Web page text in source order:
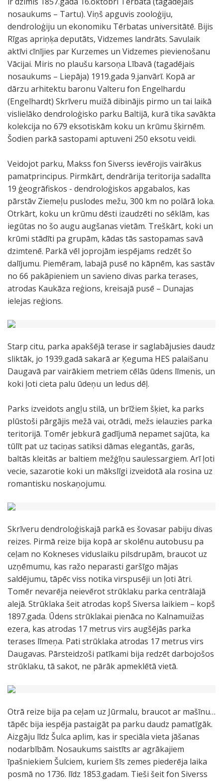
nosaukums – Tartu). Viņš apguvis zooloģiju,
dendroloģiju un ekonomiku Tērbatas universitātē. Bijis
Rīgas apriņķa deputāts, Vidzemes landrāts. Savulaik
aktīvi cīnījies par Kurzemes un Vidzemes pievienošanu
Vācijai. Miris no plaušu karsoņa Lībavā (tagadējais
nosaukums – Liepāja) 1919.gada 9.janvārī. Kopā ar
dārzu arhitektu baronu Valteru fon Engelhardu
(Engelhardt) Skrīveru muižā dibinājis pirmo un tai laikā
vislielāko dendroloģisko parku Baltijā, kurā tika savākta
kolekcija no 679 eksotiskām koku un krūmu šķirnēm.
Šodien parkā sastopami aptuveni 250 eksotu veidi.
Veidojot parku, Makss fon Siverss ievērojis vairākus
pamatprincipus. Pirmkārt, dendrārija teritorija sadalīta
19 ģeogrāfiskos - dendroloģiskos apgabalos, kas
pārstāv Ziemeļu puslodes mežu, 300 km no polārā loka.
Otrkārt, koku un krūmu dēsti izaudzēti no sēklām, kas
iegūtas no šo augu augšanas vietām. Treškārt, koki un
krūmi stādīti pa grupām, kādas tās sastopamas savā
dzimtenē. Parkā vēl joprojām iespējams redzēt šo
dalījumu. Piemēram, labajā pusē no kāpnēm, kas sastāv
no 66 pakāpieniem un savieno divas parka terases,
atrodas Kaukāza reģions, kreisajā pusē – Dunajas
ielejas reģions.
Starp citu, parka apakšējā terase ir saglabājusies daudz
sliktāk, jo 1939.gadā sakarā ar Ķeguma HES palaišanu
Daugavā par vairākiem metriem cēlās ūdens līmenis, un
koki ļoti cieta palu ūdeņu un ledus dēļ.
Parks izveidots angļu stilā, un brīžiem šķiet, ka parks
plūstoši pārgājis mežā vai, otrādi, mežs ielauzies parka
teritorijā. Tomēr jebkurā gadījumā nepamet sajūta, ka
tūlīt pat uz taciņas satiksi dāmas elegantās, garās,
baltās kleitās ar baltiem mežģīņu saulessargiem. Arī ļoti
vecie, sazarotie koki un mākslīgi izveidotā ala rosina uz
romantisku noskaņojumu.
Skrīveru dendroloģiskajā parkā es šovasar pabiju divas
reizes. Pirmā reize bija kopā ar skolēnu autobusu pa
ceļam no Kokneses viduslaiku pilsdrupām, braucot uz
uzņēmumu, kas ražo neparasti garšīgo mājas
saldējumu, tāpēc viss notika virspusēji un ļoti ātri.
Tomēr nevarēja neievērot strūklaku parka centrālajā
alejā. Strūklaka šeit atrodas kopš Siversa laikiem – kopš
1897.gada. Ūdens strūklakai pienāca no Kalnamuižas
ezera, kas atrodas 17 metrus virs augšējās parka
terases līmeņa. Pati strūklaka atrodas 17 metrus virs
Daugavas. Pārsteidzoši patīkami bija redzēt darbojošos
strūklaku, tā sakot, ne pārāk apmeklētā vietā.
Otrā reize bija pa ceļam uz Jūrmalu, braucot ar mašīnu…
tāpēc bija iespēja pastaigāt pa parku daudz pamatīgāk.
Aizgāju līdz Šulca aplim, kas ir speciāla vieta jāšanas
nodarbībām. Nosaukums saistīts ar agrākajiem
īpašniekiem Šulciem, kuriem šīs zemes piederēja laika
posmā no 1736. līdz 1853.gadam. Tieši šeit fon Siverss